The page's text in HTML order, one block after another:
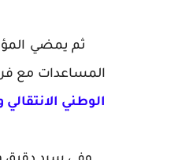
ثم يمضي
المساعدات مع
الوطني